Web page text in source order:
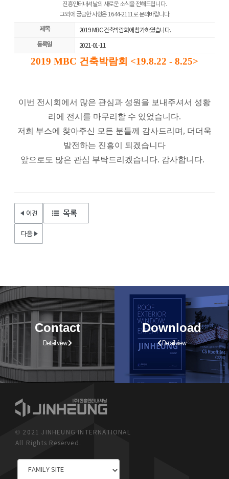
진흥인터내셔날의 새로운 소식을 전해드립니다.
그 외에 궁금한 사항은 1644-2111로 문의바랍니다.
제목 2019 MBC 건축박람회에 참가하였습니다.
등록일 2021-01-11
2019 MBC 건축박람회 <19.8.22 - 8.25>
이번 전시회에서 많은 관심과 성원을 보내주셔서 성황
리에 전시를 마무리할 수 있었습니다.
저희 부스에 찾아주신 모든 분들께 감사드리며, 더더욱
발전하는 진흥이 되겠습니다
앞​으로도 많은 관심 부탁드리겠습니다. 감사합니다. ​
Contact
Detail view
Download
Detail view
© 2021 JINHEUNG INTERNATIONAL
All Rights Reserved.